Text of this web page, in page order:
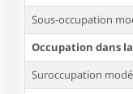
Sous-occupation
Occupation dans
Suroccupation